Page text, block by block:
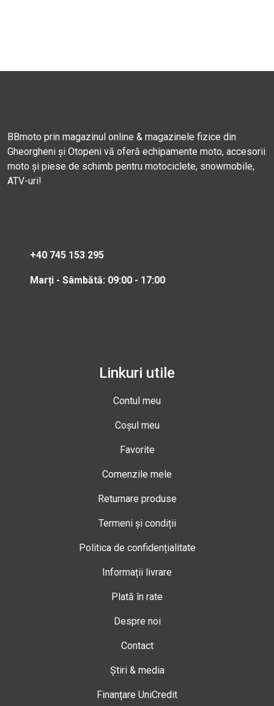
BBmoto prin magazinul online & magazinele fizice din
Gheorgheni și Otopeni vă oferă echipamente moto, accesorii
moto și piese de schimb pentru motociclete, snowmobile,
ATV-uri!
+40 745 153 295
Marți - Sâmbătă: 09:00 - 17:00
Linkuri utile
Contul meu
Coșul meu
Favorite
Comenzile mele
Returnare produse
Termeni și condiții
Politica de confidențialitate
Informații livrare
Plată în rate
Despre noi
Contact
Știri & media
Finanțare UniCredit